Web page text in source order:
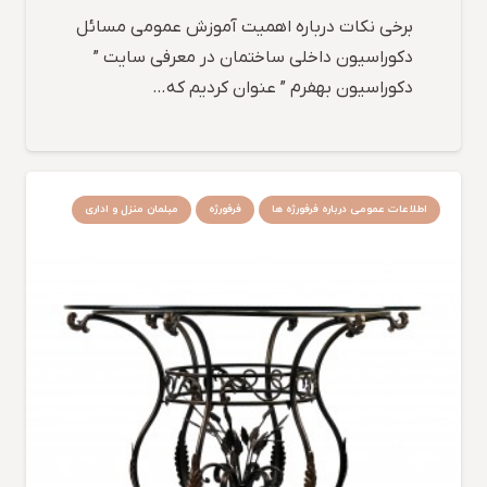
برخی نکات درباره اهمیت آموزش عمومی مسائل
دکوراسیون داخلی ساختمان در معرفی سایت ”
دکوراسیون بهفرم ” عنوان کردیم که…
اطلاعات عمومی درباره فرفورژه ها فرفورژه مبلمان منزل و اداری